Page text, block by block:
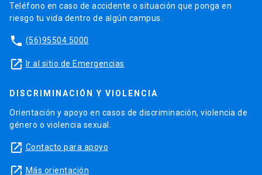
Teléfono en caso de accidente o situación que ponga en
riesgo tu vida dentro de algún campus.
phone (56)95504 5000
launch Ir al sitio de Emergencias
DISCRIMINACIÓN Y VIOLENCIA
Orientación y apoyo en casos de discriminación, violencia de
género o violencia sexual.
launch Contacto para apoyo
launch Más orientación